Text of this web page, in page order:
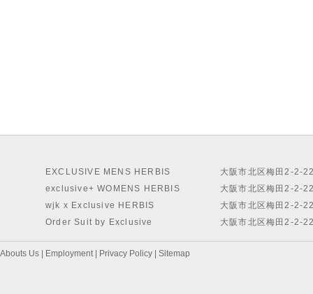
EXCLUSIVE MENS HERBIS
exclusive+ WOMENS HERBIS
wjk x Exclusive HERBIS
Order Suit by Exclusive
大阪市北区梅田2-2-
大阪市北区梅田2-2-
大阪市北区梅田2-2-
大阪市北区梅田2-2-
Abouts Us Employment| Privacy Policy Sitemap